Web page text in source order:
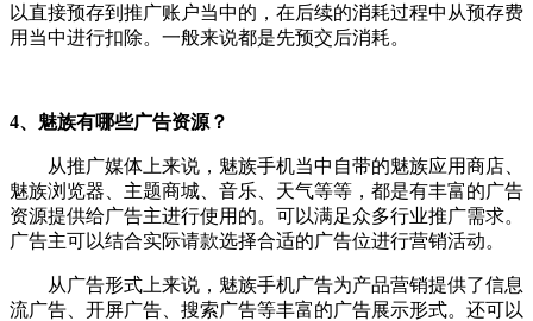
以直接预存到推广账户当中的，在后续的消耗过程中从预存费
用当中进行扣除。一般来说都是先预交后消耗。
4、魅族有哪些广告资源？
从推广媒体上来说，魅族手机当中自带的魅族应用商店、
魅族浏览器、主题商城、音乐、天气等等，都是有丰富的广告
资源提供给广告主进行使用的。可以满足众多行业推广需求。
广告主可以结合实际请款选择合适的广告位进行营销活动。
从广告形式上来说，魅族手机广告为产品营销提供了信息
流广告、开屏广告、搜索广告等丰富的广告展示形式。还可以